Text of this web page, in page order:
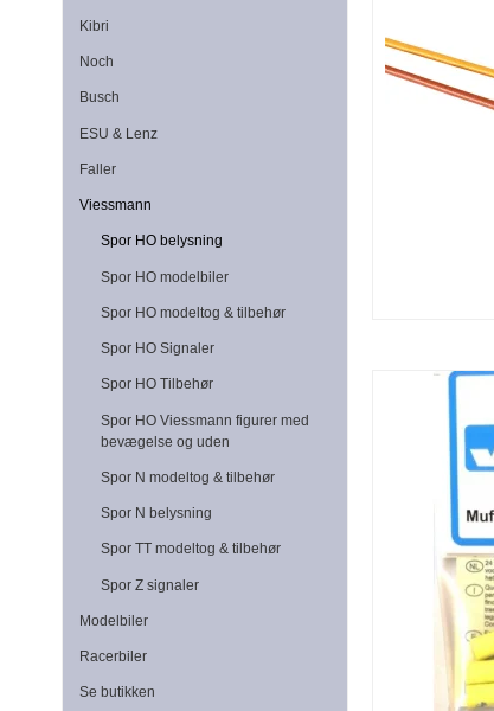
Kibri
Noch
Busch
ESU & Lenz
Faller
Viessmann
Spor HO belysning
Spor HO modelbiler
Spor HO modeltog & tilbehør
Spor HO Signaler
Spor HO Tilbehør
Spor HO Viessmann figurer med
bevægelse og uden
Spor N modeltog & tilbehør
Spor N belysning
Spor TT modeltog & tilbehør
Spor Z signaler
Modelbiler
Racerbiler
Se butikken